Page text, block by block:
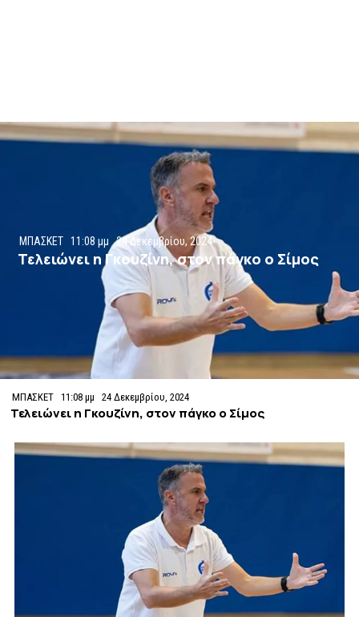
ΜΠΑΣΚΕΤ 11:08 μμ 24 Δεκεμβρίου, 2024
Τελειώνει η Γκουζίνη, στον πάγκο ο Σίμος
ΜΠΑΣΚΕΤ 11:08 μμ 24 Δεκεμβρίου, 2024
Τελειώνει η Γκουζίνη, στον πάγκο ο Σίμος